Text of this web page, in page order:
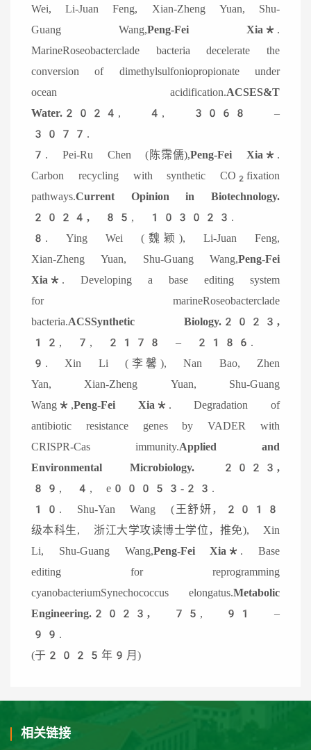
Wei, Li-Juan Feng, Xian-Zheng Yuan, Shu-
Guang Wang,Peng-Fei Xia* .
MarineRoseobacterclade bacteria decelerate the
conversion of dimethylsulfoniopropionate under
ocean acidification.ACSES&T
Water.2024 , 4, 3068 –
3077.
7. Pei-Ru Chen (陈霈儒),Peng-Fei Xia* .
Carbon recycling with synthetic CO 2 fixation
pathways.Current Opinion in Biotechnology.
2024, 85, 103023.
8. Ying Wei (魏颖), Li-Juan Feng,
Xian-Zheng Yuan, Shu-Guang Wang,Peng-Fei
Xia* . Developing a base editing system
for marineRoseobacterclade
bacteria.ACSSynthetic Biology.2023,
12, 7, 2178 – 2186.
9. Xin Li (李馨), Nan Bao, Zhen
Yan, Xian-Zheng Yuan, Shu-Guang
Wang*,Peng-Fei Xia* . Degradation of
antibiotic resistance genes by VADER with
CRISPR-Cas immunity.Applied and
Environmental Microbiology. 2023,
89, 4, e00053-23.
10. Shu-Yan Wang (王舒妍，2018
级本科生, 浙江大学攻读博士学位，推免), Xin
Li, Shu-Guang Wang,Peng-Fei Xia* . Base
editing for reprogramming
cyanobacteriumSynechococcus elongatus.Metabolic
Engineering.2023,
75, 91 –
99.
(于2025年9月)
相关链接